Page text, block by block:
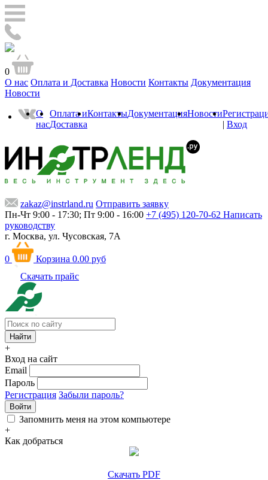
0
О нас Оплата и Доставка Новости Контакты Документация
Новости
О
нас
Оплата и
Доставка
КонтактыДокументацияНовости
| Вход
zakaz@instrland.ru Отправить заявку
Пн-Чт 9:00 - 17:30; Пт 9:00 - 16:00 +7 (495) 120-70-62 Написать
руководству
г. Москва, ул. Чусовская, 7А
0 Корзина 0.00 руб
Скачать прайс
+
Вход на сайт
Email
Пароль
Регистрация Забыли пароль?
Войти
Запомнить меня на этом компьютере
+
Как добраться
Скачать PDF